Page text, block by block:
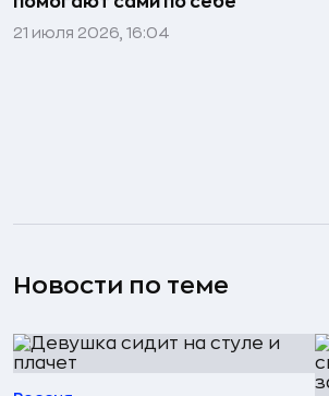
21 июля 2026, 16:04
Новости по теме